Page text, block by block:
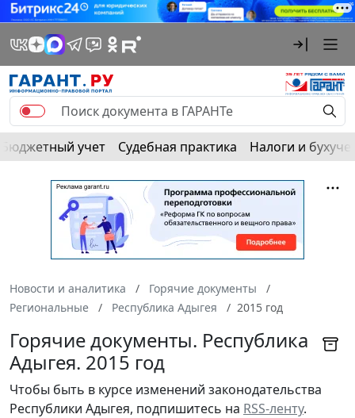
Бюджетный учет Судебная практика Налоги и
Новости и аналитика
Горячие документы
Региональные
Республика Адыгея 2015 год
Горячие документы. Республика
Адыгея. 2015 год
Чтобы быть в курсе изменений законодательства
Республики Адыгея, подпишитесь на RSS-ленту.